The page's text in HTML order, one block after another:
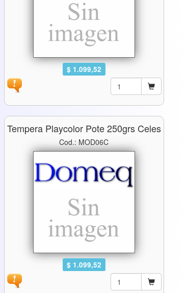
$ 1.099,52
Tempera Playcolor Pote 250grs Celes
Cod.: MOD06C
$ 1.099,52